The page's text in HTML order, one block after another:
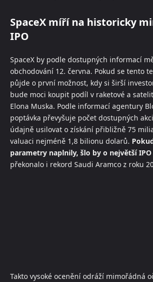
SpaceX míří na historicky
IPO
SpaceX by podle dostupných informací
obchodování 12. června. Pokud se tento
půjde o první možnost, kdy si širší
bude moci koupit podíl v raketové a
Elona Muska. Podle informací agentury
poptávka převyšuje počet dostupných
údajně usilovat o získání přibližně 75
valuaci nejméně 1,8 bilionu dolarů.
parametry naplnily, šlo by o největší
překonalo i rekord Saudi Aramco z roku
Takto vysoké ocenění odráží mimořádná